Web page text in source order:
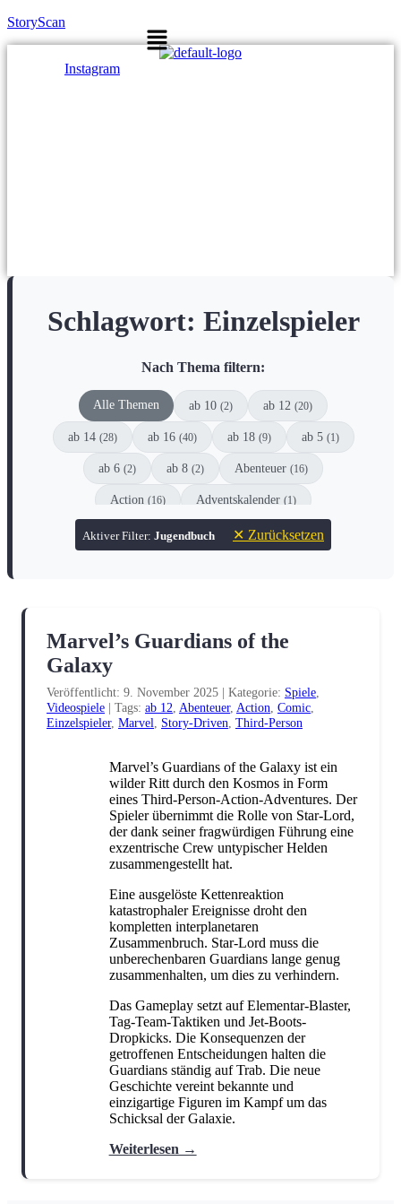
StoryScan Menü
Instagram
Schlagwort: Einzelspieler
Nach Thema filtern:
Alle Themen ab 10 (2) ab 12 (20)
ab 14 (28) ab 16 (40) ab 18 (9) ab 5 (1)
ab 6 (2) ab 8 (2) Abenteuer (16)
Action (16) Adventskalender (1)
Animation(1) Anthologie(6) Comic(8)
Enemies-to-Lovers(5) Erstleser(1)
Escape(1) Familie(2) Fanliteratur
Graphic Novel(2) Historisch(3) Horror(12)
Humor(6) Jugendbuch (1) Kinderbuch (3)
Kochen und Backen(3) Krimi (11)
Märchen
Militär(1) Mystery(1) New Adult
Philosophie(1) Rätsel(1) Roman(1)
Romance(32) Science Fiction(11)
Story-Driven(1) Strategie(1)
Superhelden (2) Third-Person (1)
(18) Vorlesebuch (1) Weihnachten
Young Adult
Aktiver Filter: Jugendbuch ✕ Zurücksetzen
Marvel’s Guardians of the
Galaxy
Veröffentlicht: 9. November 2025 | Kategorie: Spiele
Videospiele | Tags: ab 12 Abenteuer, Action Comic
Einzelspieler, Marvel Story-Driven Third-Person
Marvel’s Guardians of the Galaxy ist ein
wilder Ritt durch den Kosmos in Form
eines Third-Person-Action-Adventures. Der
Spieler übernimmt die Rolle von Star-Lord,
der dank seiner fragwürdigen Führung eine
exzentrische Crew untypischer Helden
zusammengestellt hat.
Eine ausgelöste Kettenreaktion
katastrophaler Ereignisse droht den
kompletten interplanetaren
Zusammenbruch. Star-Lord muss die
unberechenbaren Guardians lange genug
zusammenhalten, um dies zu verhindern.
Das Gameplay setzt auf Elementar-Blaster,
Tag-Team-Taktiken und Jet-Boots-
Dropkicks. Die Konsequenzen der
getroffenen Entscheidungen halten die
Guardians ständig auf Trab. Die neue
Geschichte vereint bekannte und
einzigartige Figuren im Kampf um das
Schicksal der Galaxie.
Weiterlesen →